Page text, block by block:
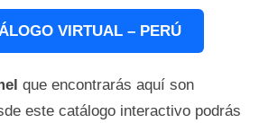
VIRTUAL – PERÚ
que encontrarás aquí son
este catálogo interactivo podrás